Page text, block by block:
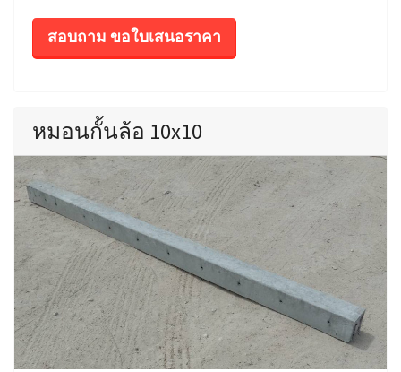
สอบถาม ขอใบเสนอราคา
หมอนกั้นล้อ 10x10